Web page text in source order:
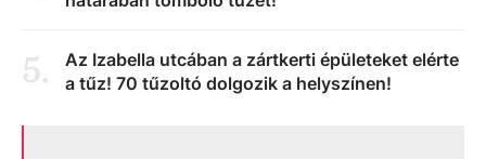
5.
Az Izabella utcában a zártkerti épületeket elérte
a tűz! 70 tűzoltó dolgozik a helyszínen!